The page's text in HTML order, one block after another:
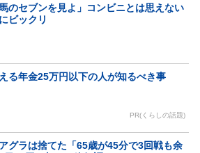
馬のセブンを見よ」コンビニとは思えない
ビックリ
る年金25万円以下の人が知るべき事
PR(くらしの話題)
グラは捨てた「65歳が45分で3回戦も余